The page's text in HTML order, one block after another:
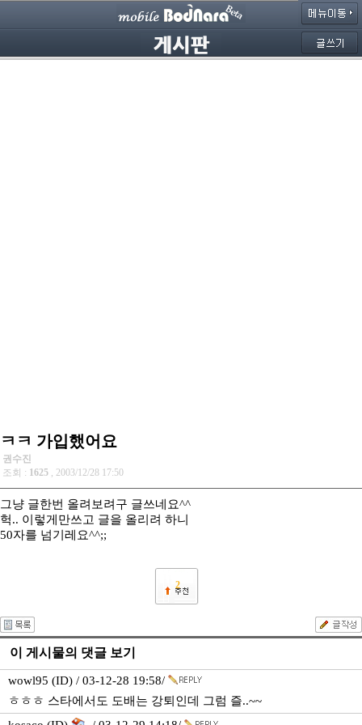
ㅋㅋ 가입했어요
권수진
조회 : 1625 , 2003/12/28 17:50
그냥 글한번 올려보려구 글쓰네요^^
헉.. 이렇게만쓰고 글을 올리려 하니
50자를 넘기레요^^;;
2
이 게시물의 댓글 보기
wowl95 (ID) / 03-12-28 19:58/
ㅎㅎㅎ 스타에서도 도배는 강퇴인데 그럼 즐..~~